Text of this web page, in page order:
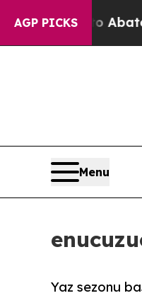
AGP PICKS
Fund to Abate
Menu
Yaz sezonu